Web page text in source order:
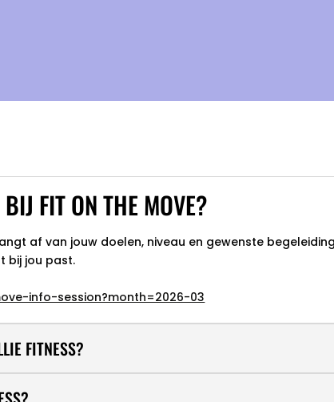
FIT ON THE MOVE?
af van jouw doelen, niveau en gewenste
bij jou past.
info-session?month=2026-03
FITNESS?